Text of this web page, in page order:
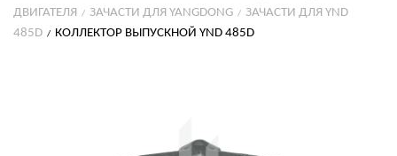
ДВИГАТЕЛЯ
ЗАЧАСТИ ДЛЯ YANGDONG
ЗАЧАСТИ ДЛЯ YND
485D
КОЛЛЕКТОР ВЫПУСКНОЙ YND 485D